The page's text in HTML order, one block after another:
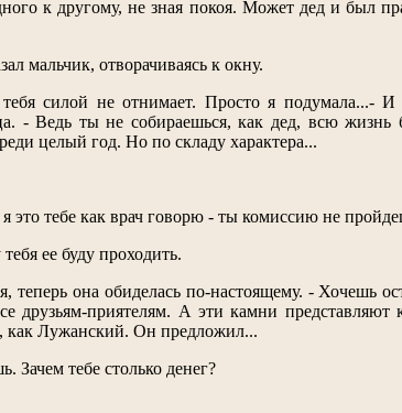
к другому, не зная покоя. Может дед и был
мальчик, отворачиваясь к окну.
силой не отнимает. Просто я подумала...-
- Ведь ты не собираешься, как дед, всю
целый год. Но по складу характера...
это тебе как врач говорю - ты комиссию не
ее буду проходить.
теперь она обиделась по-настоящему. - Хочешь
друзьям-приятелям. А эти камни
как Лужанский. Он предложил...
Зачем тебе столько денег?